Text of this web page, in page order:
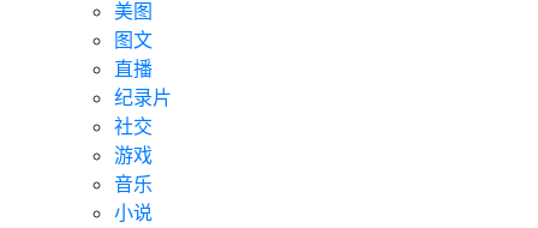
美图
图文
直播
纪录片
社交
游戏
音乐
小说